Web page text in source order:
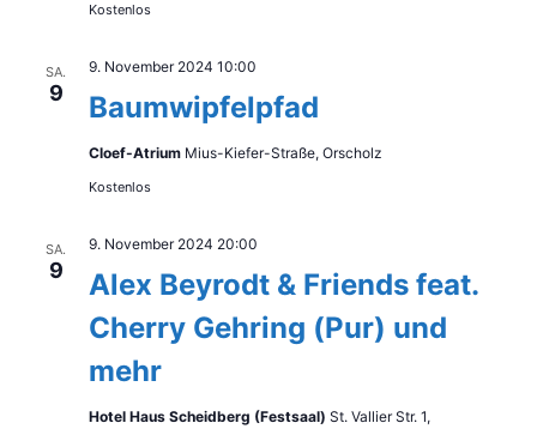
Kostenlos
SA.
9 Baumwipfelpfad
9. November 2024 10:00
Cloef-Atrium Mius-Kiefer-Straße, Orscholz
Kostenlos
SA.
9
Alex Beyrodt & Friends feat.
Cherry Gehring (Pur) und
mehr
9. November 2024 20:00
Hotel Haus Scheidberg (Festsaal) St. Vallier Str. 1,